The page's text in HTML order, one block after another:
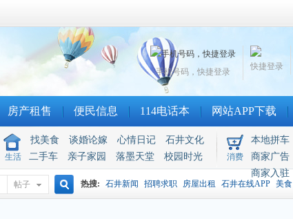
快捷登录
手机号码，快捷登录
房产租售 便民信息 114电话本 网站APP下载
生活
找美食 谈婚论嫁 心情日记
石井文化
二手车
亲子家园 落墨天堂 校园时光 消费
本地拼车
商家广告
商家入驻
帖子 热搜: 石井新闻 招聘求职 房屋出租 石井在线APP 美食